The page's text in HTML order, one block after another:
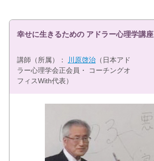
幸せに生きるための アドラー心理学講座
講師（所属）： 川原啓治（日本アド
ラー心理学会正会員・ コーチングオ
フィスWith代表）